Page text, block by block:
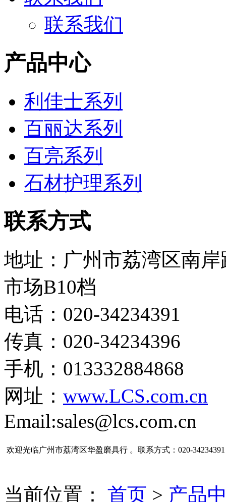
联系我们
产品中心
利佳士系列
百丽达系列
百亮系列
石材护理系列
联系方式
地址：广州市荔湾区南
市场B10档
电话：020-34234391
传真：020-34234396
手机：013332884868
网址： www.LCS.com.cn
Email:sales@lcs.com.cn
欢迎光临广州市荔湾区华盈磨具行 。联系方式：020-34234391
当前位置： 首页 > 产品